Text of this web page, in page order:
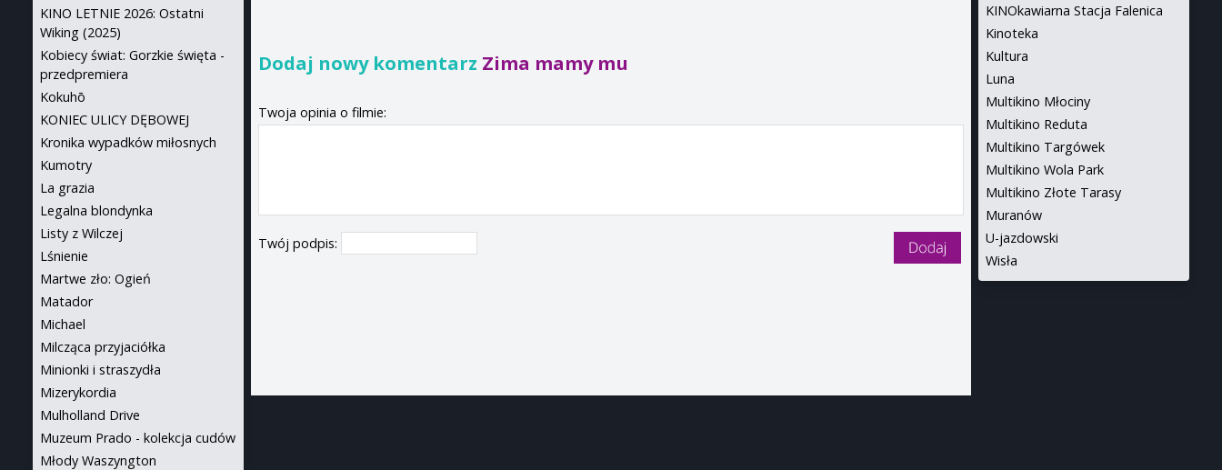
Dodaj nowy komentarz Zima mamy mu
Twoja opinia o filmie:
Twój podpis:
KINOkawiarna Stacja Falenica
Kinoteka
Kultura
Luna
Multikino Młociny
Multikino Reduta
Multikino Targówek
Multikino Wola Park
Multikino Złote Tarasy
Muranów
U-jazdowski
Wisła
KINO LETNIE 2026: Ostatni
Wiking (2025)
Kobiecy świat: Gorzkie święta -
przedpremiera
Kokuhō
KONIEC ULICY DĘBOWEJ
Kronika wypadków miłosnych
Kumotry
La grazia
Legalna blondynka
Listy z Wilczej
Lśnienie
Martwe zło: Ogień
Matador
Michael
Milcząca przyjaciółka
Minionki i straszydła
Mizerykordia
Mulholland Drive
Muzeum Prado - kolekcja cudów
Młody Waszyngton